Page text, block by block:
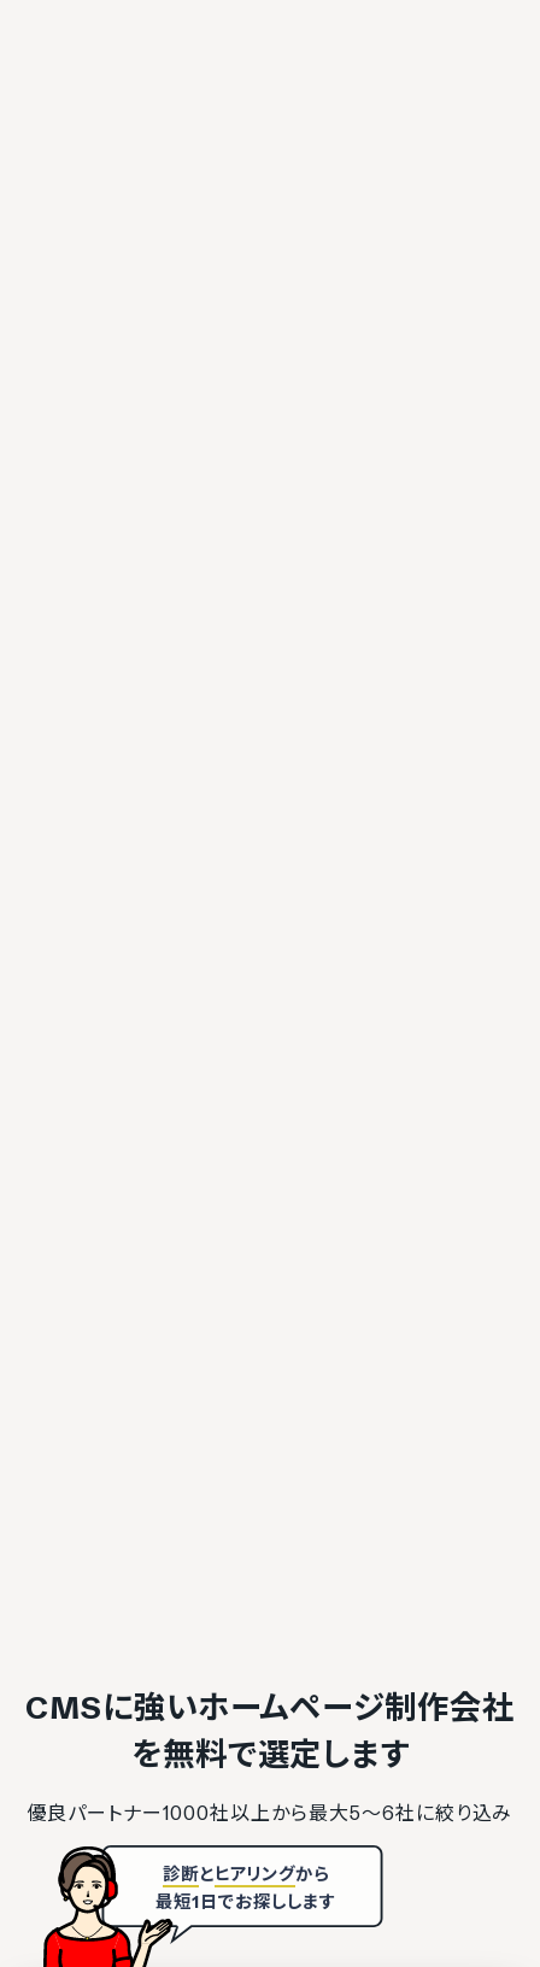
CMSに強いホームページ制作会社
を無料で選定します
優良パートナー1000社以上から最大5〜6社に絞り込み
診断とヒアリングから
最短1日でお探しします